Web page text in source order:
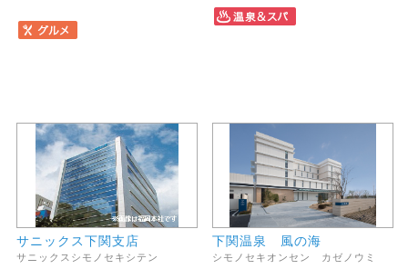
サニックス下関支店
サニックスシモノセキシテン
下関温泉 風の海
シモノセキオンセン カゼノウミ